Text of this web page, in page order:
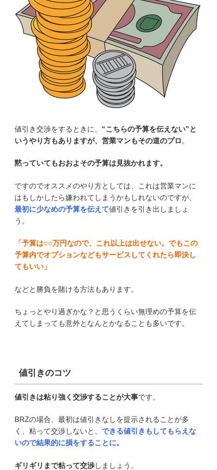
値引き交渉をするときに、 “こちらの予算を伝えない”と
いうやり方もありますが、営業マンもその道のプロ 。
黙っていてもおおよその予算は見抜かれます。
ですのでオススメのやり方としては、これは営業マンに
はもしかしたら嫌われてしまうかもしれないのですが、
最初に少なめの予算を伝えて値引きを引き出しましょ
う。
「予算は○○万円なので、これ以上は出せない。でもこの
予算内でオプションなどもサービスしてくれたら即決し
てもいい」
などと勝負を賭ける方法もあります。
ちょっとやり過ぎかな？と思うくらい無理めの予算を伝
えてしまっても意外となんとかなることも多いです。
値引きのコツ
値引きは粘り強く交渉することが大事です。
BRZの場合、最初は値引きなしを提示されることが多
く、粘って交渉しないと、 できる値引きもしてもらえな
いので結果的に損をすることに。
ギリギリまで粘って交渉しましょう。